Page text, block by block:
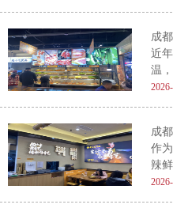
持
言
菜
多
本
险
菜
变量
成
近
温
丰
聚
牌
索
词
牌
成
作
辣
捷